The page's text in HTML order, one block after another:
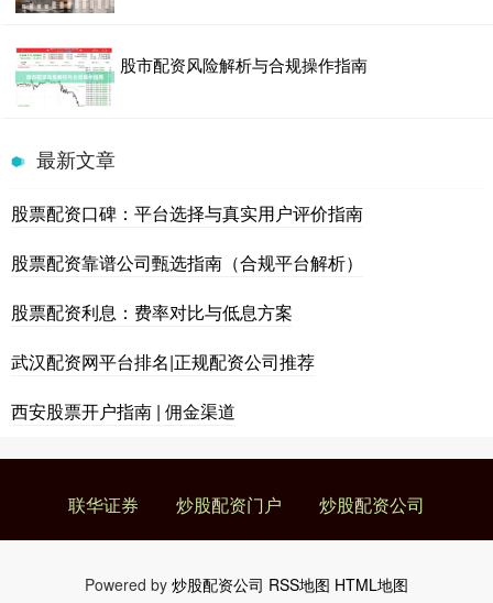
股市配资风险解析与合规操作指南
最新文章
股票配资口碑：平台选择与真实用户评价指南
股票配资靠谱公司甄选指南（合规平台解析）
股票配资利息：费率对比与低息方案
武汉配资网平台排名|正规配资公司推荐
西安股票开户指南 | 佣金渠道
联华证券 炒股配资门户 炒股配资公司
Powered by 炒股配资公司 RSS地图 HTML地图